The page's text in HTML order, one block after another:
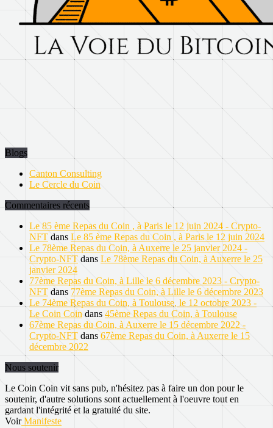
Blogs
Canton Consulting
Le Cercle du Coin
Commentaires récents
Le 85 ème Repas du Coin , à Paris le 12 juin 2024 - Crypto-
NFT dans Le 85 ème Repas du Coin , à Paris le 12 juin 2024
Le 78ème Repas du Coin, à Auxerre le 25 janvier 2024 -
Crypto-NFT dans Le 78ème Repas du Coin, à Auxerre le 25
janvier 2024
77ème Repas du Coin, à Lille le 6 décembre 2023 - Crypto-
NFT dans 77ème Repas du Coin, à Lille le 6 décembre 2023
Le 74ème Repas du Coin, à Toulouse, le 12 octobre 2023 -
Le Coin Coin dans 45ème Repas du Coin, à Toulouse
67ème Repas du Coin, à Auxerre le 15 décembre 2022 -
Crypto-NFT dans 67ème Repas du Coin, à Auxerre le 15
décembre 2022
Nous soutenir
Le Coin Coin vit sans pub, n'hésitez pas à faire un don pour le
soutenir, d'autre solutions sont actuellement à l'oeuvre tout en
gardant l'intégrité et la gratuité du site.
VoirManifeste